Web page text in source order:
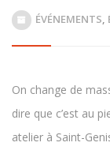
ÉVÉNEMENTS,
On change de
dire que c’est au
atelier à Saint-